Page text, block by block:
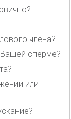
члена?
сперме?
или